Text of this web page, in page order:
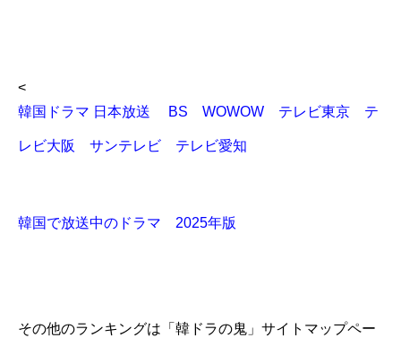
<
韓国ドラマ 日本放送 BS WOWOW テレビ東京 テ
レビ大阪 サンテレビ テレビ愛知
韓国で放送中のドラマ 2025年版
その他のランキングは「韓ドラの鬼」サイトマップペー